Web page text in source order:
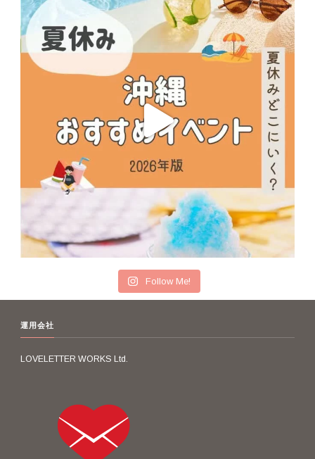
Follow Me!
運用会社
LOVELETTER WORKS Ltd.